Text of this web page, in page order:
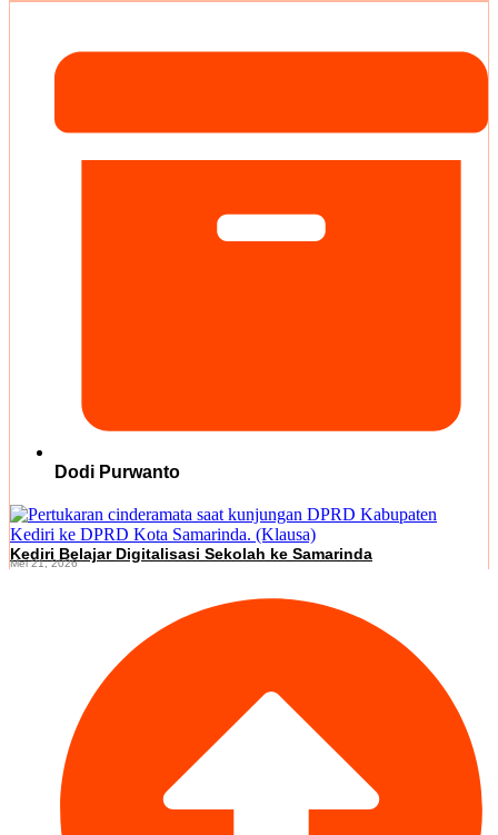
Dodi Purwanto
Kediri Belajar Digitalisasi Sekolah ke Samarinda
Mei 21, 2026